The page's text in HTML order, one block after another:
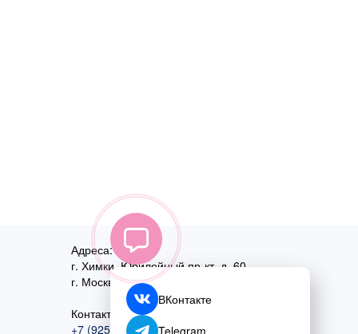
Адреса:
г. Химки, Юбилейный пр-кт, д. 60
г. Москва,ул. Перовская, д. 59
Контактный номер:
+7 (925) 585-74-27
ВКонтакте
Telegram